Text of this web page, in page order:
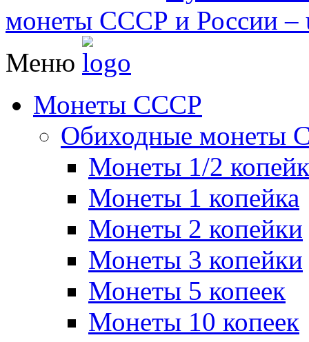
монеты СССР и России –
Меню
Монеты СССР
Обиходные монеты
Монеты 1/2
Монеты 1 копейка
Монеты 2 копейки
Монеты 3 копейки
Монеты 5 копеек
Монеты 10 копеек